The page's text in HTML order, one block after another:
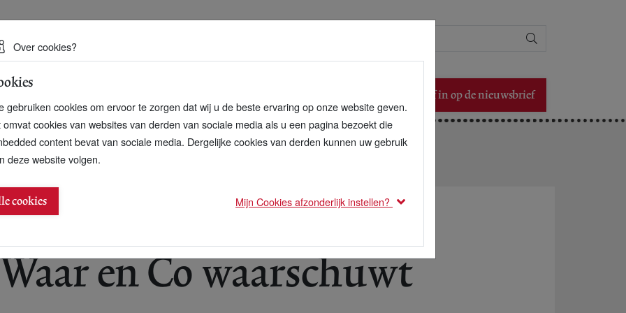
duurzame toekomst
Schrijf in op de nieuwsbrief
voor antizonnebrand met nanodeeltjes
en Co waarschuwt
Over cookies?
gebruiken cookies om ervoor te zorgen dat wij u de beste ervaring op onze website geven.
omvat cookies van websites van derden van sociale media als u een pagina bezoekt die
content bevat van sociale media. Dergelijke cookies van derden kunnen uw gebruik
deze website volgen.
cookies Mijn Cookies afzonderlijk instellen?